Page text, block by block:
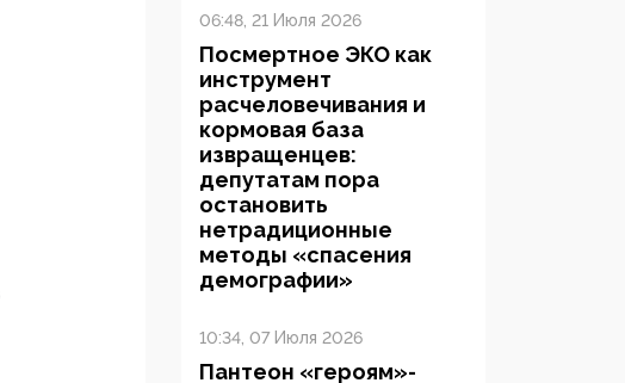
06:48, 21 Июля 2026
Посмертное ЭКО как
инструмент
расчеловечивания и
кормовая база
извращенцев:
депутатам пора
остановить
нетрадиционные
методы «спасения
демографии»
10:34, 07 Июля 2026
Пантеон «героям»-